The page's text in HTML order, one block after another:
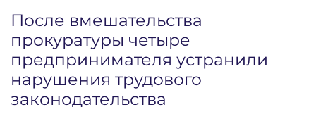
После вмешательства
прокуратуры четыре
предпринимателя устранили
нарушения трудового
законодательства